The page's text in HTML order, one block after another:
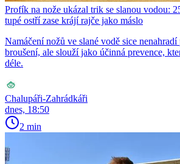
Profík na nože ukázal trik se slanou vodou:
tupé ostří zase krájí rajče jako máslo
Namáčení nožů ve slané vodě sice
broušení, ale slouží jako účinná prevence,
déle.
Chalupáři-Zahrádkáři
dnes, 18:50
2 min